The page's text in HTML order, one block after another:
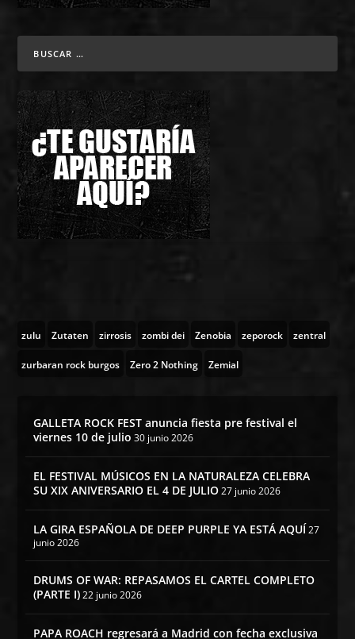
zulu Zutaten zirrosis zombi dei Zenobia zeporock zentral
zurbaran rock burgos Zero 2 Nothing Zemial
GALLETA ROCK FEST anuncia fiesta pre festival el
viernes 10 de julio 30 junio 2026
EL FESTIVAL MÚSICOS EN LA NATURALEZA CELEBRA
SU XIX ANIVERSARIO EL 4 DE JULIO 27 junio 2026
LA GIRA ESPAÑOLA DE DEEP PURPLE YA ESTÁ AQUÍ27
junio 2026
DRUMS OF WAR: REPASAMOS EL CARTEL COMPLETO
(PARTE I) 22 junio 2026
PAPA ROACH regresará a Madrid con fecha exclusiva